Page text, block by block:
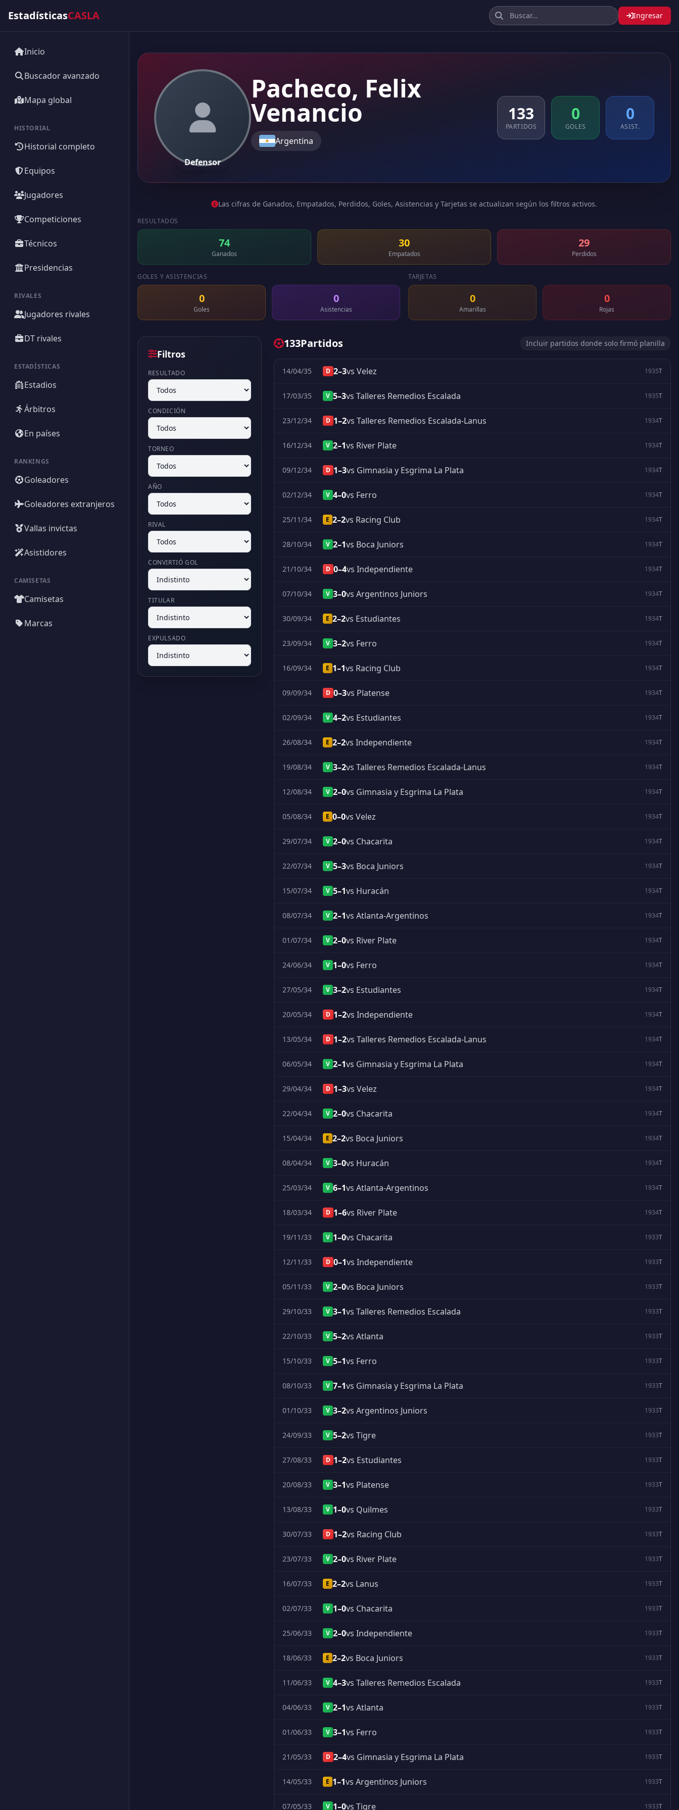
EstadísticasCASLA Ingresar
Inicio
Buscador avanzado
Mapa global
HISTORIAL
Historial completo
Equipos
Jugadores
Competiciones
Técnicos
Presidencias
RIVALES
Jugadores rivales
DT rivales
ESTADÍSTICAS
Estadios
Árbitros
En países
RANKINGS
Goleadores
Goleadores extranjeros
Vallas invictas
Asistidores
CAMISETAS
Camisetas
Marcas
Defensor
Pacheco, Felix
Venancio
Argentina
133
PARTIDOS
0
GOLES
0
ASIST.
Las cifras de Ganados, Empatados, Perdidos, Goles, Asistencias y Tarjetas se actualizan según los filtros activos.
RESULTADOS
74
Ganados
30
Empatados
29
Perdidos
GOLES Y ASISTENCIAS
0
Goles
0
Asistencias
TARJETAS
0
Amarillas
0
Rojas
Filtros
RESULTADO
CONDICIÓN
TORNEO
AÑO
RIVAL
CONVIRTIÓ GOL
TITULAR
EXPULSADO
133Partidos Incluir partidos donde solo firmó planilla
14/04/35 D 2–3vs Velez 1935T
17/03/35 V 5–3vs Talleres Remedios Escalada 1935T
23/12/34 D 1–2vs Talleres Remedios Escalada-Lanus 1934T
16/12/34 V 2–1vs River Plate 1934T
09/12/34 D 1–3vs Gimnasia y Esgrima La Plata 1934T
02/12/34 V 4–0vs Ferro 1934T
25/11/34 E 2–2vs Racing Club 1934T
28/10/34 V 2–1vs Boca Juniors 1934T
21/10/34 D 0–4vs Independiente 1934T
07/10/34 V 3–0vs Argentinos Juniors 1934T
30/09/34 E 2–2vs Estudiantes 1934T
23/09/34 V 3–2vs Ferro 1934T
16/09/34 E 1–1vs Racing Club 1934T
09/09/34 D 0–3vs Platense 1934T
02/09/34 V 4–2vs Estudiantes 1934T
26/08/34 E 2–2vs Independiente 1934T
19/08/34 V 3–2vs Talleres Remedios Escalada-Lanus 1934T
12/08/34 V 2–0vs Gimnasia y Esgrima La Plata 1934T
05/08/34 E 0–0vs Velez 1934T
29/07/34 V 2–0vs Chacarita 1934T
22/07/34 V 5–3vs Boca Juniors 1934T
15/07/34 V 5–1vs Huracán 1934T
08/07/34 V 2–1vs Atlanta-Argentinos 1934T
01/07/34 V 2–0vs River Plate 1934T
24/06/34 V 1–0vs Ferro 1934T
27/05/34 V 3–2vs Estudiantes 1934T
20/05/34 D 1–2vs Independiente 1934T
13/05/34 D 1–2vs Talleres Remedios Escalada-Lanus 1934T
06/05/34 V 2–1vs Gimnasia y Esgrima La Plata 1934T
29/04/34 D 1–3vs Velez 1934T
22/04/34 V 2–0vs Chacarita 1934T
15/04/34 E 2–2vs Boca Juniors 1934T
08/04/34 V 3–0vs Huracán 1934T
25/03/34 V 6–1vs Atlanta-Argentinos 1934T
18/03/34 D 1–6vs River Plate 1934T
19/11/33 V 1–0vs Chacarita 1933T
12/11/33 D 0–1vs Independiente 1933T
05/11/33 V 2–0vs Boca Juniors 1933T
29/10/33 V 3–1vs Talleres Remedios Escalada 1933T
22/10/33 V 5–2vs Atlanta 1933T
15/10/33 V 5–1vs Ferro 1933T
08/10/33 V 7–1vs Gimnasia y Esgrima La Plata 1933T
01/10/33 V 3–2vs Argentinos Juniors 1933T
24/09/33 V 5–2vs Tigre 1933T
27/08/33 D 1–2vs Estudiantes 1933T
20/08/33 V 3–1vs Platense 1933T
13/08/33 V 1–0vs Quilmes 1933T
30/07/33 D 1–2vs Racing Club 1933T
23/07/33 V 2–0vs River Plate 1933T
16/07/33 E 2–2vs Lanus 1933T
02/07/33 V 1–0vs Chacarita 1933T
25/06/33 V 2–0vs Independiente 1933T
18/06/33 E 2–2vs Boca Juniors 1933T
11/06/33 V 4–3vs Talleres Remedios Escalada 1933T
04/06/33 V 2–1vs Atlanta 1933T
01/06/33 V 3–1vs Ferro 1933T
21/05/33 D 2–4vs Gimnasia y Esgrima La Plata 1933T
14/05/33 E 1–1vs Argentinos Juniors 1933T
07/05/33 V 1–0vs Tigre 1933T